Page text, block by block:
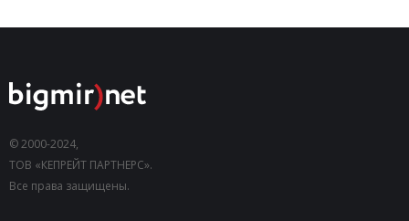
© 2000-2024,
ТОВ «КЕПРЕЙТ ПАРТНЕРС».
Все права защищены.